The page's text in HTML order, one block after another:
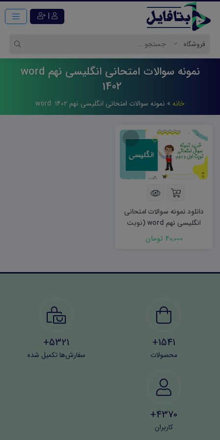
|
نمونه سوالات امتحانی انگلیسی نهم word
1402
خانه » نمونه سوالات امتحانی انگلیسی نهم word 1402
دانلود نمونه سوالات امتحانی
انگلیسی نهم word (نوبت
اول) ۱۴۰۲
40,000 تومان
1541+
محصولات
5321+
سفارش‌ها تکمیل شده
4370+
کاربران